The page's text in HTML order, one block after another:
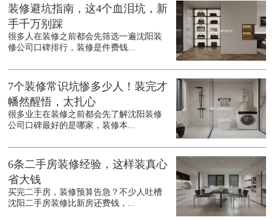
装修避坑指南，这4个血泪坑，新
手千万别踩
很多人在装修之前都会先筛选一遍沈阳装
修公司口碑排行，装修是件费钱...
7个装修常识坑惨多少人！装完才
幡然醒悟，太扎心
很多业主在装修之前都会先了解沈阳装修
公司口碑最好的是哪家，装修本...
6条二手房装修经验，这样装真心
省大钱
买完二手房，装修预算告急？不少人吐槽
沈阳二手房装修比新房还费钱，...